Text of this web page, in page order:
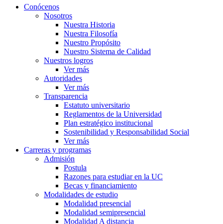
search
Menu
Conócenos
Nosotros
Nuestra Historia
Nuestra Filosofía
Nuestro Propósito
Nuestro Sistema de Calidad
Nuestros logros
Ver más
Autoridades
Ver más
Transparencia
Estatuto universitario
Reglamentos de la Universidad
Plan estratégico institucional
Sostenibilidad y Responsabilidad Social
Ver más
Carreras y programas
Admisión
Postula
Razones para estudiar en la UC
Becas y financiamiento
Modalidades de estudio
Modalidad presencial
Modalidad semipresencial
Modalidad A distancia